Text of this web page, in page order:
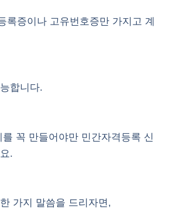
록증이나 고유번호증만 가지고 계
합니다.
꼭 만들어야만 민간자격등록 신
.
가지 말씀을 드리자면,